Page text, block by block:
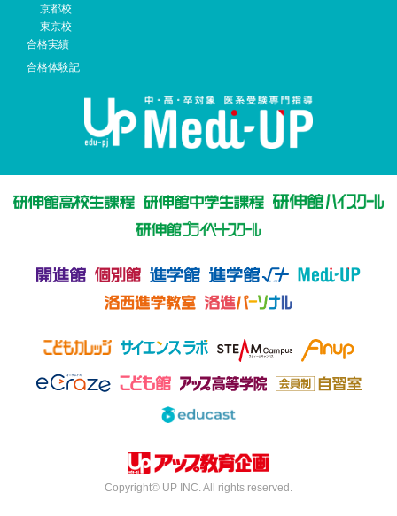
京都校
東京校
合格実績
合格体験記
Copyright© UP INC. All rights reserved.